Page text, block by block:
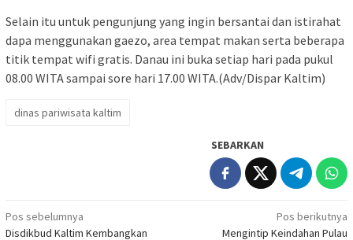
Selain itu untuk pengunjung yang ingin bersantai dan istirahat
dapa menggunakan gaezo, area tempat makan serta beberapa
titik tempat wifi gratis. Danau ini buka setiap hari pada pukul
08.00 WITA sampai sore hari 17.00 WITA.(Adv/Dispar Kaltim)
dinas pariwisata kaltim
SEBARKAN
Navigasi
Pos sebelumnya
Disdikbud Kaltim Kembangkan
Pos berikutnya
Mengintip Keindahan Pulau